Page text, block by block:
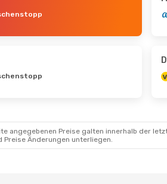
angegebenen Preise galten innerhalb der
Preise Änderungen unterliegen.